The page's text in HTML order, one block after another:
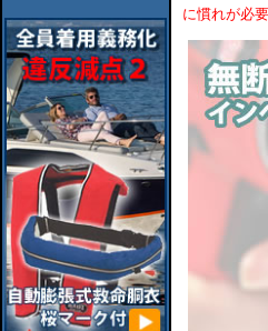
に慣れが必要